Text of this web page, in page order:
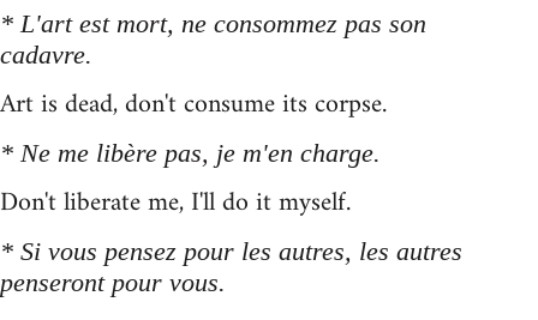
* L'art est mort, ne consommez pas son
cadavre.
Art is dead, don't consume its corpse.
* Ne me libère pas, je m'en charge.
Don't liberate me, I'll do it myself.
* Si vous pensez pour les autres, les autres
penseront pour vous.